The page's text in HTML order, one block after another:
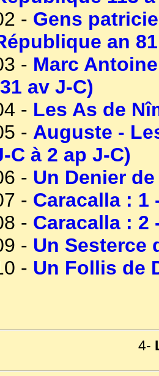
- Gens
an
- Marc
av J-C)
- Les As de
- Auguste -
C à 2 ap J-C)
- Un Denier
- Caracalla : 1
- Caracalla : 2
- Un Sesterce
- Un Follis de
4-